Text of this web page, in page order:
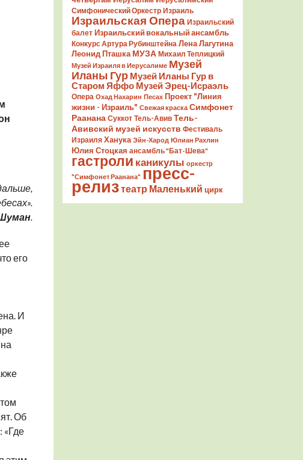
.
его
И
Об
«Где
Симфонический Оркестр Израиль
Израильская Опера Израильский
балет Израильский вокальный ансамбль
Конкурс Артура Рубинштейна Лена Лагутина
Леонид Пташка МУЗА Михаил Теплицкий
Музей Израиля в Иерусалиме Музей
Иланы Гур Музей Иланы Гур в
Старом Яффо Музей Эрец-Исраэль
Опера Охад Нахарин Песах Проект "Линия
жизни - Израиль" Свежая краска Симфонет
Раанана Суккот Тель-Авив Тель-
Авивский музей искусств Фестиваль
Израиля Ханука Эйн-Харод Юлиан Рахлин
Юлия Стоцкая ансамбль "Бат-Шева"
гастроли каникулы оркестр
"Симфонет Раанана" пресс-
релизтеатр Маленький цирк